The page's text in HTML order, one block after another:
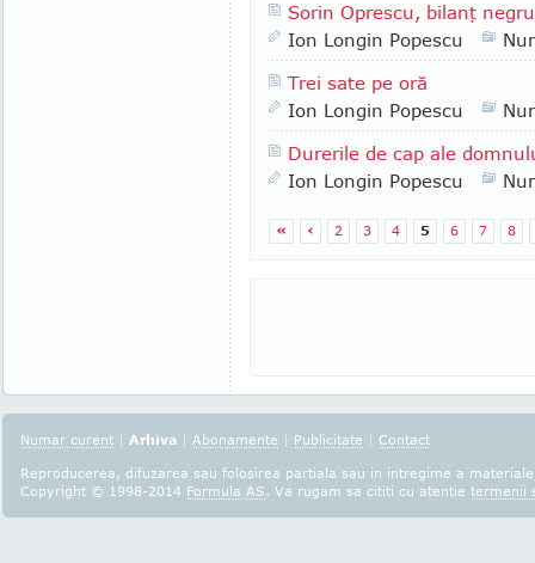
Sorin Oprescu, bilanţ
Ion Longin Popescu
Trei sate pe oră
Ion Longin Popescu
Durerile de cap ale
Ion Longin Popescu
« ‹ 2 3 4 5 6 7 8
Numar curent | Arhiva | Abonamente | Publicitate | Contact
Reproducerea, difuzarea sau folosirea partiala sau in intregime a
Copyright © 1998-2014 Formula AS. Va rugam sa cititi cu atentie termenii